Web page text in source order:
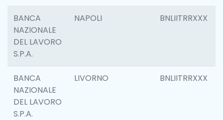
BANCA
NAZIONALE
DEL LAVORO
S.P.A.
NAPOLI BNLIITRRXXX
BANCA
NAZIONALE
DEL LAVORO
S.P.A.
LIVORNO BNLIITRRXXX